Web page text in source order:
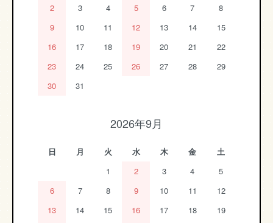
2
3 4 5 6 7
8
9
10 11 12 13 14
15
16
17 18 19 20 21
22
23
24 25 26 27 28
29
30
31
2026年9月
日 月 火 水 木 金
土
1
2 3 4
5
6
7 8 9 10 11
12
13
14 15 16 17 18
19